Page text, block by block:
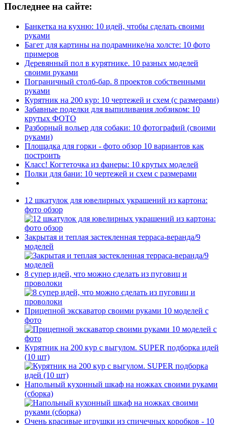
Последнее на сайте:
Банкетка на кухню: 10 идей, чтобы сделать своими
руками
Багет для картины на подрамнике/на холсте: 10 фото
примеров
Деревянный пол в курятнике. 10 разных моделей
своими руками
Пограничный столб-бар. 8 проектов собственными
руками
Курятник на 200 кур: 10 чертежей и схем (с размерами)
Забавные поделки для выпиливания лобзиком: 10
крутых ФОТО
Разборный вольер для собаки: 10 фотографий (своими
руками)
Площадка для горки - фото обзор 10 вариантов как
построить
Класс! Когтеточка из фанеры: 10 крутых моделей
Полки для бани: 10 чертежей и схем с размерами
12 шкатулок для ювелирных украшений из картона:
фото обзор
Закрытая и теплая застекленная терраса-веранда/9
моделей
8 супер идей, что можно сделать из пуговиц и
проволоки
Прицепной экскаватор своими руками 10 моделей с
фото
Курятник на 200 кур с выгулом. SUPER подборка идей
(10 шт)
Напольный кухонный шкаф на ножках своими руками
(сборка)
Очень красивые игрушки из спичечных коробков - 10